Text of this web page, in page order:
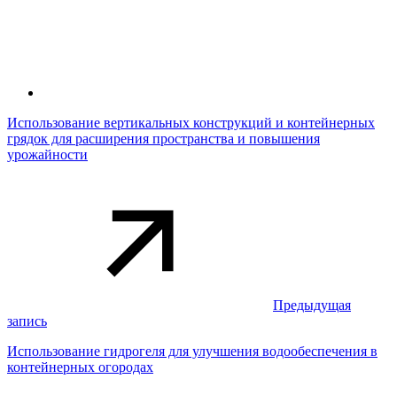
Использование вертикальных конструкций и контейнерных
грядок для расширения пространства и повышения
урожайности
Предыдущая
запись
Использование гидрогеля для улучшения водообеспечения в
контейнерных огородах